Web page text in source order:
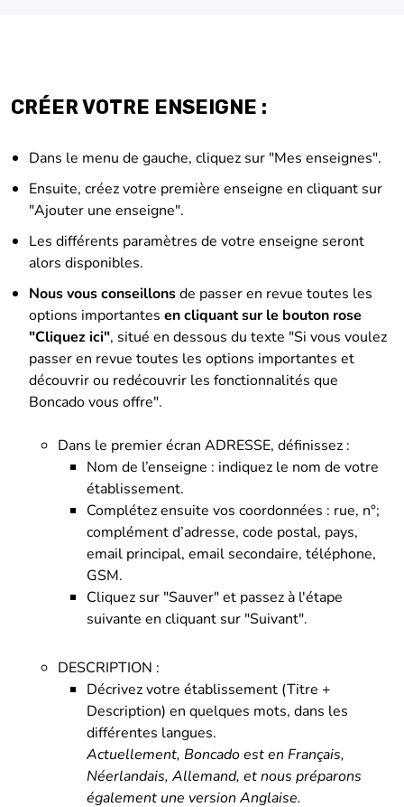
CRÉER VOTRE ENSEIGNE :
Dans le menu de gauche, cliquez sur "Mes enseignes".
Ensuite, créez votre première enseigne en cliquant sur
"Ajouter une enseigne".
Les différents paramètres de votre enseigne seront
alors disponibles.
Nous vous conseillonsde passer en revue toutes les
options importantes en cliquant sur le bouton rose
"Cliquez ici", situé en dessous du texte "Si vous voulez
passer en revue toutes les options importantes et
découvrir ou redécouvrir les fonctionnalités que
Boncado vous offre".
Dans le premier écran ADRESSE, définissez :
Nom de l’enseigne : indiquez le nom de votre
établissement.
Complétez ensuite vos coordonnées : rue, n°;
complément d’adresse, code postal, pays,
email principal, email secondaire, téléphone,
GSM.
Cliquez sur "Sauver" et passez à l'étape
suivante en cliquant sur "Suivant".
DESCRIPTION :
Décrivez votre établissement (Titre +
Description) en quelques mots, dans les
différentes langues.
Actuellement, Boncado est en Français,
Néerlandais, Allemand, et nous préparons
également une version Anglaise.